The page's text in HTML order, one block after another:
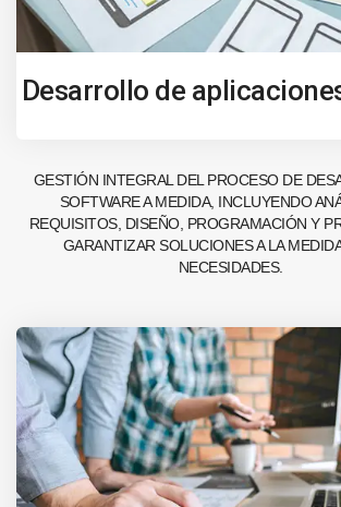
Desarrollo de
GESTIÓN INTEGRAL DEL PROCESO DE
SOFTWARE A MEDIDA, INCLUYENDO
REQUISITOS, DISEÑO, PROGRAMACIÓN Y
GARANTIZAR SOLUCIONES A LA
NECESIDADES.